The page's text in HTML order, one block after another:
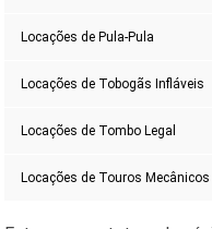
Locações de Pula-Pula
Locações de Tobogãs Infláveis
Locações de Tombo Legal
Locações de Touros Mecânicos